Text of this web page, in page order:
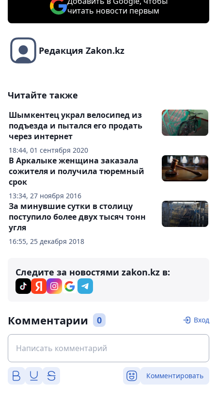
читать новости первым
Редакция Zakon.kz
Читайте также
18:44, 01 сентября 2020
Шымкентец украл велосипед из
подъезда и пытался его продать
через интернет
13:34, 27 ноября 2016
В Аркалыке женщина заказала
сожителя и получила тюремный
срок
16:55, 25 декабря 2018
За минувшие сутки в столицу
поступило более двух тысяч тонн
угля
Следите за новостями zakon.kz в:
Комментарии 0 Вход
Комментировать